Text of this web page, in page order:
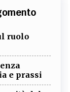
ruolo
e prassi